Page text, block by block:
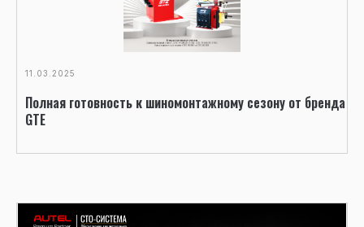
11.03.2025
Полная готовность к шиномонтажному сезону от бренда
GTE